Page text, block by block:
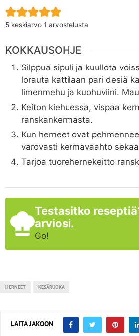
5 keskiarvo 1 arvostelusta
KOKKAUSOHJE
Silppua sipuli ja kuullota
lorauta kattilaan pari desiä
limenmehu ja kuohuviini.
Keiton kiehuessa, vispaa
ranskankermasta.
Kun herneet ovat
varovasti kermavaahto
Tarjoa tuorehernekeitto
Testasitko
arviosi.
Go!
HERNEET KESÄRUOKA
LAITA JAKOON